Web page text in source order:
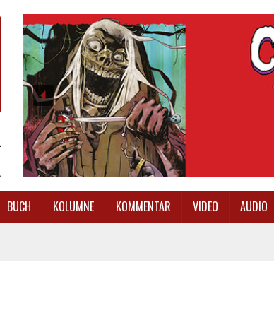
BUCH KOLUMNE KOMMENTAR VIDEO AUDIO